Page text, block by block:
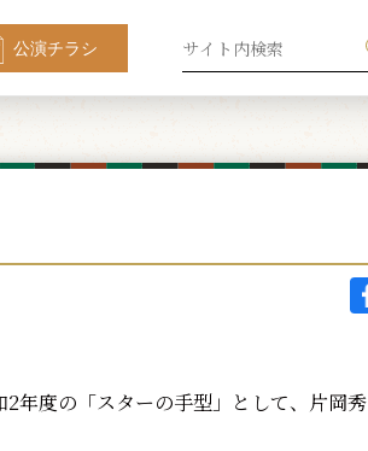
公演チラシ
年度の「スターの手型」として、片岡秀